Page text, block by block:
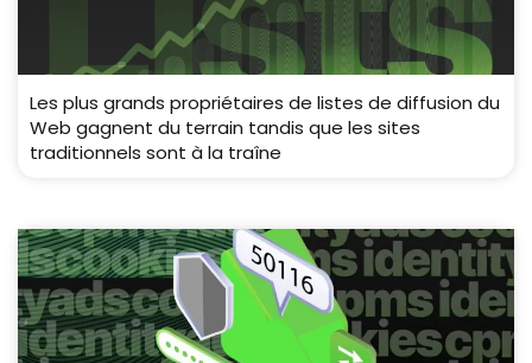
Les plus grands propriétaires de listes de diffusion du
Web gagnent du terrain tandis que les sites
traditionnels sont à la traîne